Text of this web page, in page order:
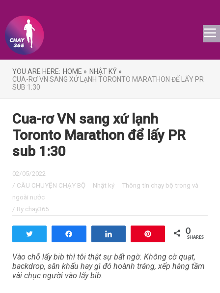
YOU ARE HERE: HOME » NHẬT KÝ »
CUA-RƠ VN SANG XỨ LẠNH TORONTO MARATHON ĐỂ LẤY PR
SUB 1:30
Cua-rơ VN sang xứ lạnh
Toronto Marathon để lấy PR
sub 1:30
02/05/2022
/ CÂU CHUYỆN CHẠY BỘ Nhật ký
Thông tin chạy bộ trong và
ngoài nước
/ By chay365
0
SHARES
Vào chỗ lấy bib thì tôi thật sự bất ngờ. Không cờ quạt,
backdrop, sân khấu hay gì đó hoành tráng, xếp hàng tầm
vài chục người vào lấy bib.